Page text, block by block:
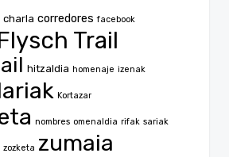
charla corredores facebook
Trail
hitzaldia homenaje izenak
Kortazar
nombres omenaldia rifak sariak
zozketa zumaia